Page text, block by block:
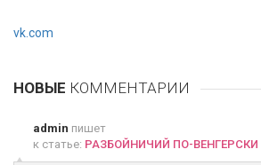
vk.com
НОВЫЕ КОММЕНТАРИИ
admin пишет
к статье: РАЗБОЙНИЧИЙ ПО-ВЕНГЕРСКИ